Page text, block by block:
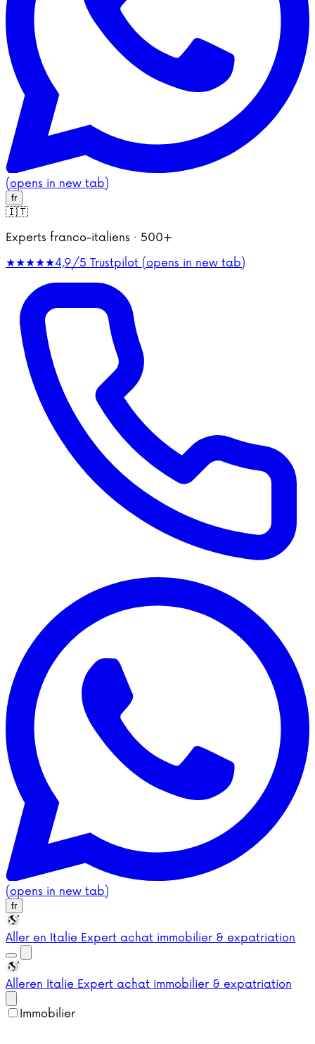
(opens in new tab)
fr
🇮🇹
Experts franco-italiens · 500+
★★★★★4,9/5 Trustpilot (opens in new tab)
(opens in new tab)
fr
Aller en Italie Expert achat immobilier & expatriation
Alleren Italie Expert achat immobilier & expatriation
Immobilier